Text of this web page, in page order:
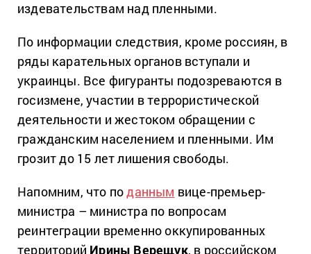
издевательствам над пленными.
По информации следствия, кроме россиян, в
ряды карательных органов вступали и
украинцы. Все фигуранты подозреваются в
госизмене, участии в террористической
деятельности и жестоком обращении с
гражданским населением и пленными. Им
грозит до 15 лет лишения свободы.
Напомним, что поданным вице-премьер-
министра – министра по вопросам
реинтеграции временно оккупированных
территорий Ирины Верещук, в российском